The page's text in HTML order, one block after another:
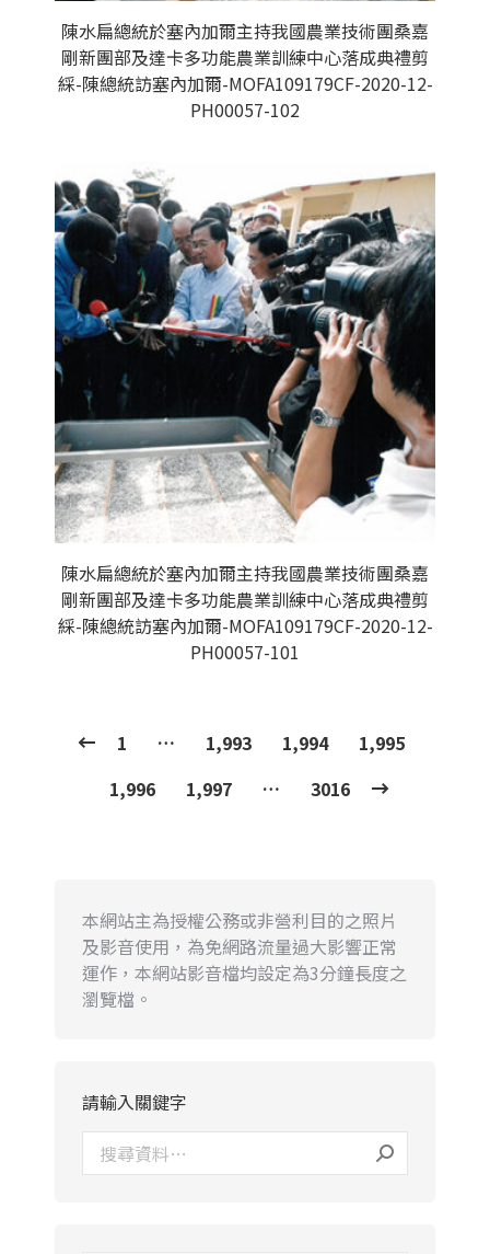
陳水扁總統於塞內加爾主持我國農業技術團桑嘉
剛新團部及達卡多功能農業訓練中心落成典禮剪
綵-陳總統訪塞內加爾-MOFA109179CF-2020-12-
PH00057-102
陳水扁總統於塞內加爾主持我國農業技術團桑嘉
剛新團部及達卡多功能農業訓練中心落成典禮剪
綵-陳總統訪塞內加爾-MOFA109179CF-2020-12-
PH00057-101
1 … 1,993 1,994
1,995
1,996
1,997 … 3016
本網站主為授權公務或非營利目的之照片
及影音使用，為免網路流量過大影響正常
運作，本網站影音檔均設定為3分鐘長度之
瀏覽檔。
請輸入關鍵字